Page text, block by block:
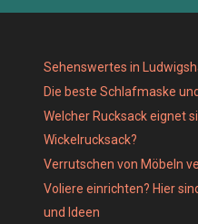
Sehenswertes in
Die beste Schlafmaske
Welcher Rucksack eignet
Wickelrucksack?
Verrutschen von Möbeln
Voliere einrichten? Hier
und Ideen